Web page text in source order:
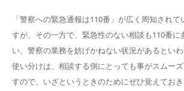
「警察への緊急通報は110番」が広く周知され
すが、その一方で、緊急性のない相談も110番に
い、警察の業務を妨げかねない状況があるとい
使い分けは、相談する側にとっても事がスムー
すので、いざというときのためにぜひ覚えておき